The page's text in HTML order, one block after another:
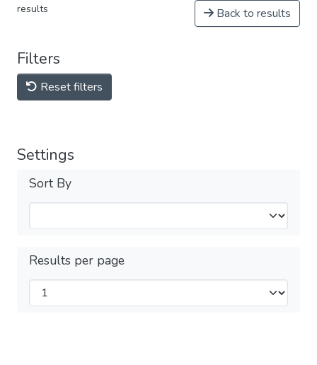
results Back to results
Filters
Reset filters
Settings
Sort By
Results per page